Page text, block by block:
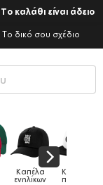
Το καλάθι είναι άδειο
Το δικό σου σχέδιο
Κούπες
ειδικές